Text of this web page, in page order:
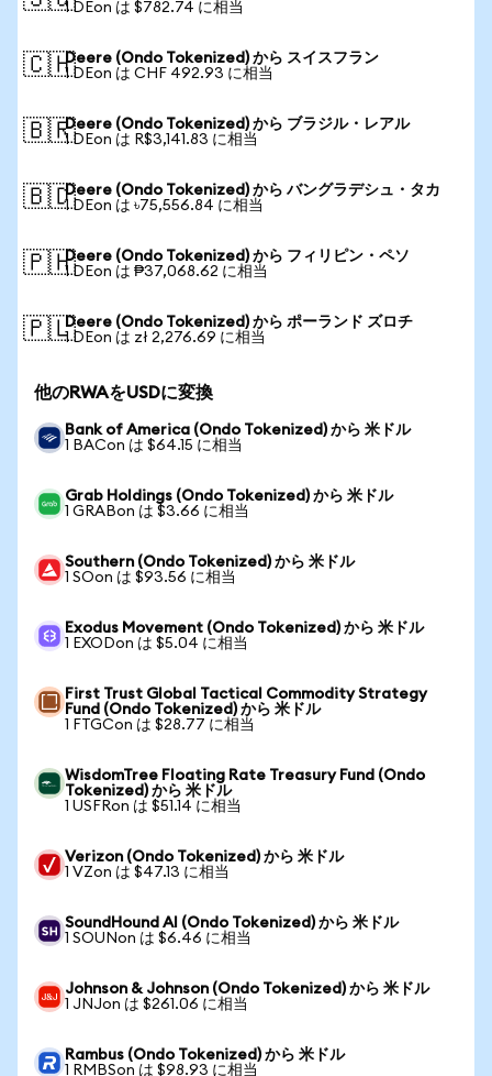
1 DEon は $782.74 に相当
🇨🇭Deere (Ondo Tokenized) から スイスフラン
1 DEon は CHF 492.93 に相当
🇧🇷Deere (Ondo Tokenized) から ブラジル・レアル
1 DEon は R$3,141.83 に相当
🇧🇩Deere (Ondo Tokenized) から バングラデシュ・タカ
1 DEon は ৳75,556.84 に相当
🇵🇭Deere (Ondo Tokenized) から フィリピン・ペソ
1 DEon は ₱37,068.62 に相当
🇵🇱Deere (Ondo Tokenized) から ポーランド ズロチ
1 DEon は zł 2,276.69 に相当
他のRWAをUSDに変換
Bank of America (Ondo Tokenized) から 米ドル
1 BACon は $64.15 に相当
Grab Holdings (Ondo Tokenized) から 米ドル
1 GRABon は $3.66 に相当
Southern (Ondo Tokenized) から 米ドル
1 SOon は $93.56 に相当
Exodus Movement (Ondo Tokenized) から 米ドル
1 EXODon は $5.04 に相当
First Trust Global Tactical Commodity Strategy
Fund (Ondo Tokenized) から 米ドル
1 FTGCon は $28.77 に相当
WisdomTree Floating Rate Treasury Fund (Ondo
Tokenized) から 米ドル
1 USFRon は $51.14 に相当
Verizon (Ondo Tokenized) から 米ドル
1 VZon は $47.13 に相当
SoundHound AI (Ondo Tokenized) から 米ドル
1 SOUNon は $6.46 に相当
Johnson & Johnson (Ondo Tokenized) から 米ドル
1 JNJon は $261.06 に相当
Rambus (Ondo Tokenized) から 米ドル
1 RMBSon は $98.93 に相当